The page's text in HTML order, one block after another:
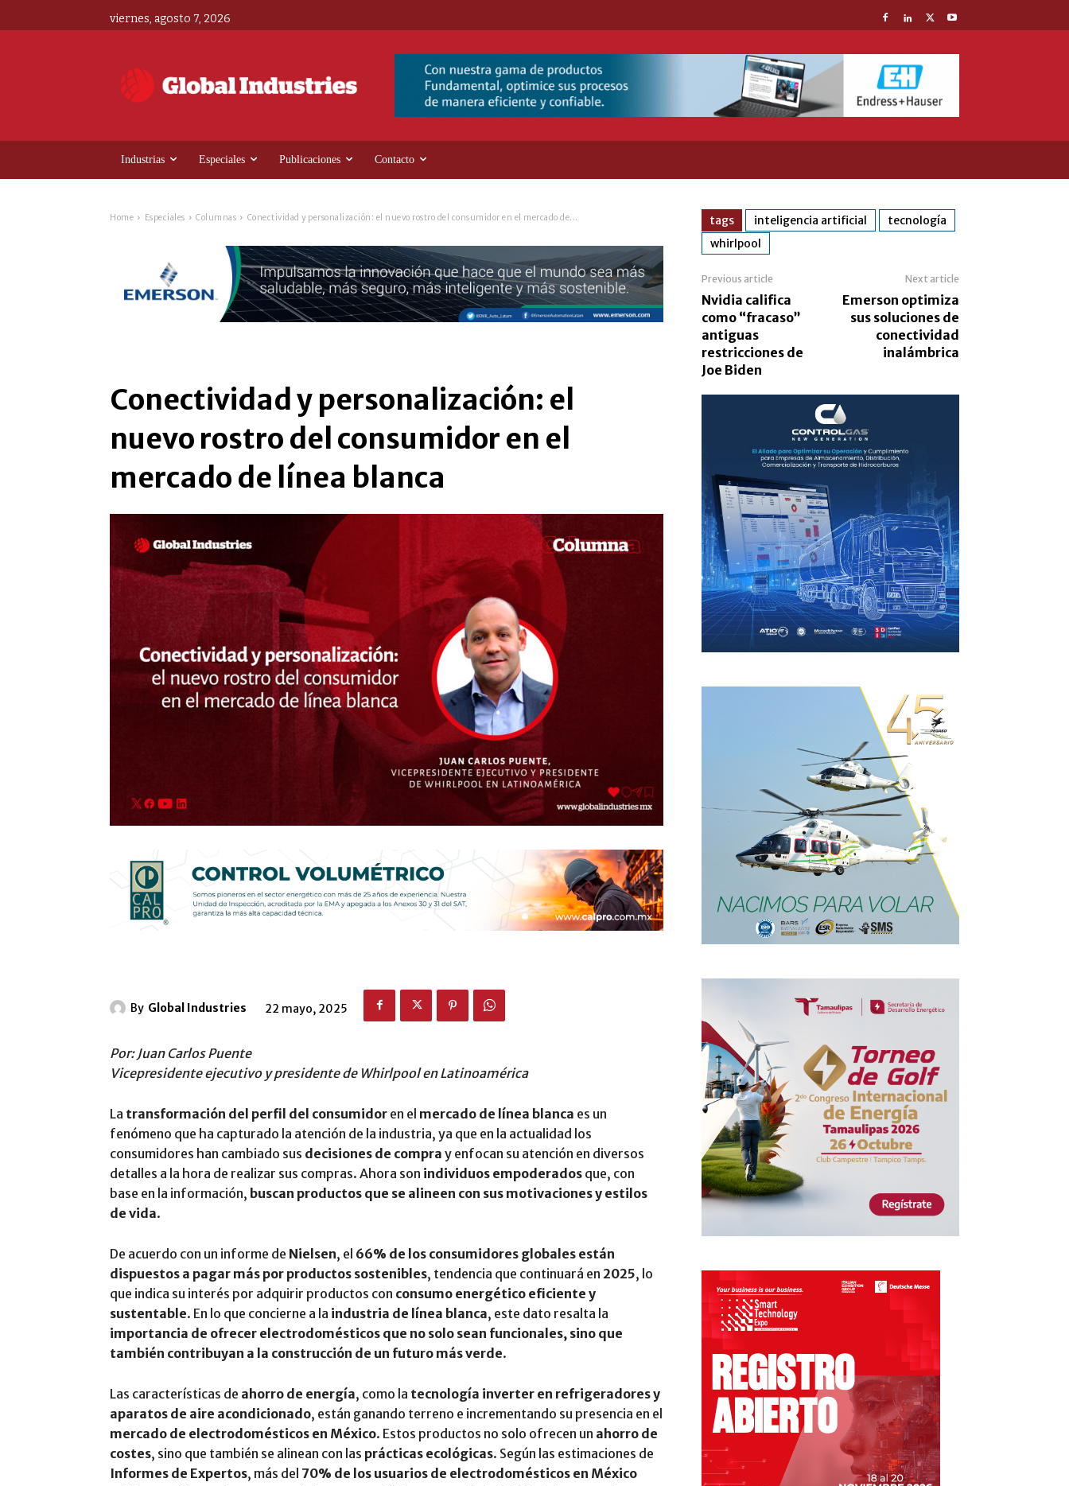
viernes, agosto 7, 2026
Industrias Especiales Publicaciones Contacto
Home Especiales Columnas Conectividad y personalización: el nuevo rostro del consumidor en el mercado de...
Conectividad y personalización: el
nuevo rostro del consumidor en el
mercado de línea blanca
By Global Industries 22 mayo, 2025
Por: Juan Carlos Puente
Vicepresidente ejecutivo y presidente de Whirlpool en Latinoamérica
La transformación del perfil del consumidor en el mercado de línea blanca es un
fenómeno que ha capturado la atención de la industria, ya que en la actualidad los
consumidores han cambiado sus decisiones de compra y enfocan su atención en diversos
detalles a la hora de realizar sus compras. Ahora son individuos empoderados que, con
base en la información, buscan productos que se alineen con sus motivaciones y estilos
de vida.
De acuerdo con un informe de Nielsen, el 66% de los consumidores globales están
dispuestos a pagar más por productos sostenibles, tendencia que continuará en 2025, lo
que indica su interés por adquirir productos con consumo energético eficiente y
sustentable. En lo que concierne a la industria de línea blanca, este dato resalta la
importancia de ofrecer electrodomésticos que no solo sean funcionales, sino que
también contribuyan a la construcción de un futuro más verde.
Las características de ahorro de energía, como la tecnología inverter en refrigeradores y
aparatos de aire acondicionado, están ganando terreno e incrementando su presencia en el
mercado de electrodomésticos en México. Estos productos no solo ofrecen un ahorro de
costes, sino que también se alinean con las prácticas ecológicas. Según las estimaciones de
Informes de Expertos, más del 70% de los usuarios de electrodomésticos en México
tags inteligencia artificial
tecnología
whirlpool
Previous article
Nvidia califica
como “fracaso”
antiguas
restricciones de
Joe Biden
Next article
Emerson optimiza
sus soluciones de
conectividad
inalámbrica